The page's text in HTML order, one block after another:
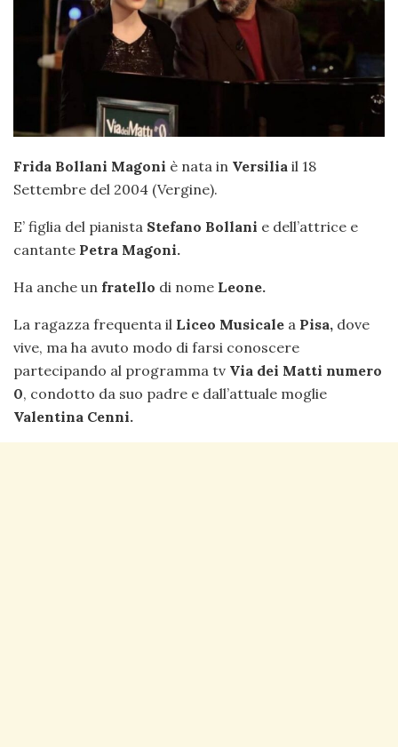
Frida Bollani Magoni è nata in Versilia il 18
Settembre del 2004 (Vergine).
E’ figlia del pianista Stefano Bollani e dell’attrice e
cantante Petra Magoni.
Ha anche un fratello di nome Leone.
La ragazza frequenta il Liceo Musicale a Pisa, dove
vive, ma ha avuto modo di farsi conoscere
partecipando al programma tv Via dei Matti numero
0, condotto da suo padre e dall’attuale moglie
Valentina Cenni.